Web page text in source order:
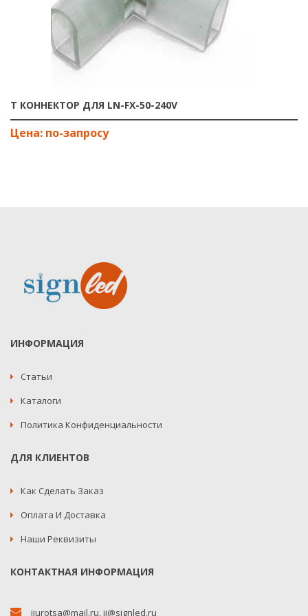
T КОННЕКТОР ДЛЯ LN-FX-50-240V
ИНФОРМАЦИЯ
Статьи
Каталоги
Политика Конфиденциальности
ДЛЯ КЛИЕНТОВ
Как Сделать Заказ
Оплата И Доставка
Наши Реквизиты
КОНТАКТНАЯ ИНФОРМАЦИЯ
jjurotsa@mail.ru,jj@signled.ru